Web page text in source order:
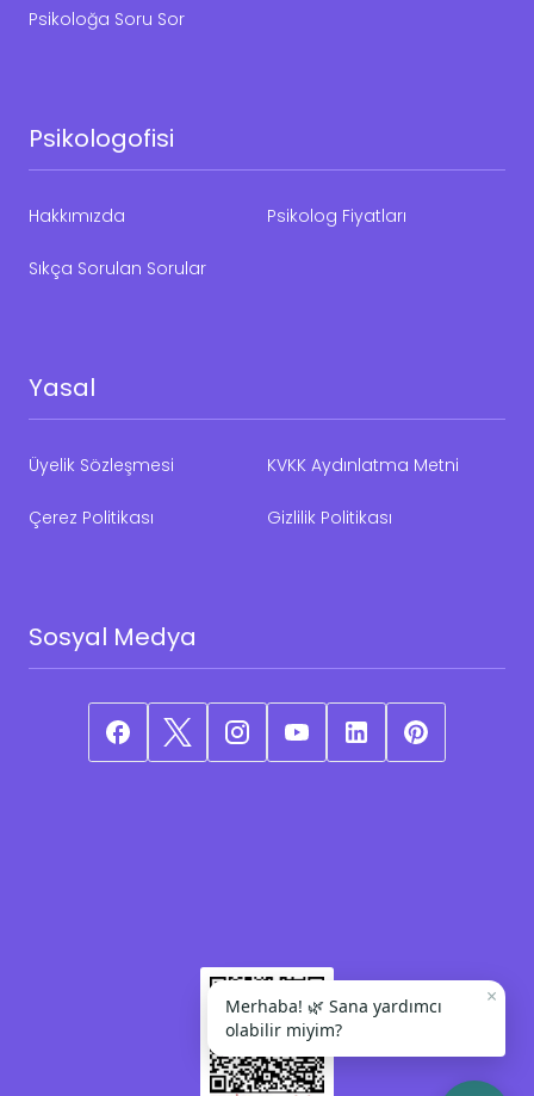
Psikoloğa Soru Sor
Psikologofisi
Hakkımızda Psikolog Fiyatları
Sıkça Sorulan Sorular
Yasal
Üyelik Sözleşmesi KVKK Aydınlatma Metni
Çerez Politikası Gizlilik Politikası
Sosyal Medya
×
Merhaba! 🌿 Sana yardımcı
olabilir miyim?